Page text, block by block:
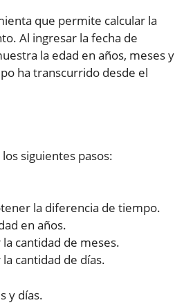
que permite calcular la
Al ingresar la fecha de
la edad en años, meses y
ha transcurrido desde el
siguientes pasos:
la diferencia de tiempo.
en años.
cantidad de meses.
cantidad de días.
y días.